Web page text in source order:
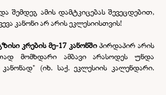
შემდეგ ამის დამტკიცებას შევეცდებით,
კანონი არ არის ეკლესიისთვის!
კრების მე-17 კანონშიპირდაპირ არის
მომხდარი ამბავი არასოდეს უნდა
(იხ. საქ. ეკლესიის კალენდარი.